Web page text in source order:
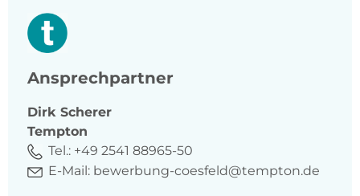
Ansprechpartner
Dirk Scherer
Tempton
Tel.: +49 2541 88965-50
E-Mail: bewerbung-coesfeld@tempton.de